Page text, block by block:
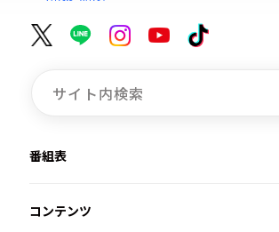
番組表
コンテンツ